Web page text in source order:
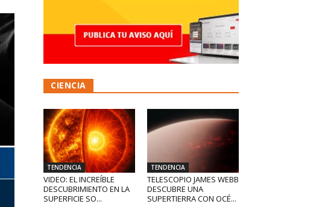
CIENCIA
TENDENCIA
VIDEO: EL INCREÍBLE
DESCUBRIMIENTO EN LA
SUPERFICIE SO...
TENDENCIA
TELESCOPIO JAMES WEBB
DESCUBRE UNA
SUPERTIERRA CON OCÉ...